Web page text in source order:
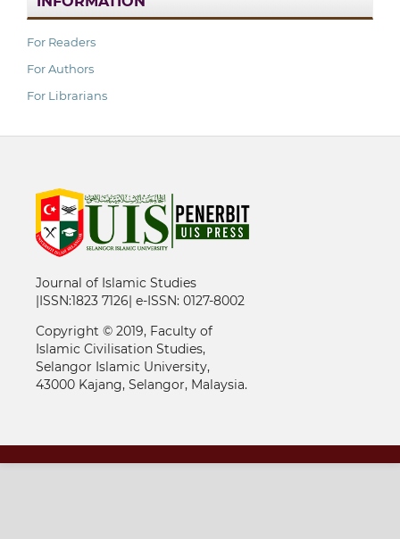
For Readers
For Authors
For Librarians
Journal of Islamic Studies
|ISSN:1823 7126| e-ISSN: 0127-8002
Copyright © 2019, Faculty of
Islamic Civilisation Studies,
Selangor Islamic University,
43000 Kajang, Selangor, Malaysia.